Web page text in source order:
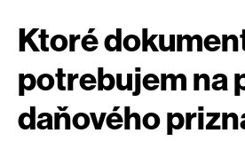
Ktoré
potrebujem na
daňového